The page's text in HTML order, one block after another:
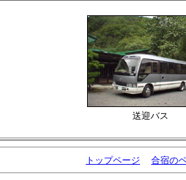
送迎バス
トップページ 合宿の